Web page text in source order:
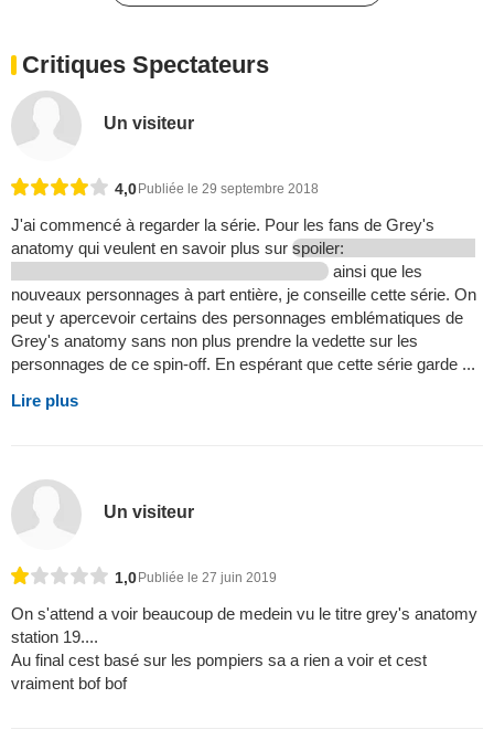
Critiques Spectateurs
Un visiteur
4,0Publiée le 29 septembre 2018
J'ai commencé à regarder la série. Pour les fans de Grey's
anatomy qui veulent en savoir plus sur spoiler:
ainsi que les
nouveaux personnages à part entière, je conseille cette série. On
peut y apercevoir certains des personnages emblématiques de
Grey's anatomy sans non plus prendre la vedette sur les
personnages de ce spin-off. En espérant que cette série garde ...
Lire plus
Un visiteur
1,0 Publiée le 27 juin 2019
On s'attend a voir beaucoup de medein vu le titre grey's anatomy
station 19....
Au final cest basé sur les pompiers sa a rien a voir et cest
vraiment bof bof